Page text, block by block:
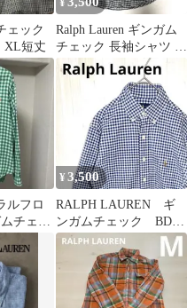
ェック
XL短丈
¥
Ralph Lauren ギンガム
チェック 長袖シャツ ボ
タンダウンXL
ルフロ
チェッ
¥ 3,500
RALPH LAUREN ギ
ンガムチェック BDシ
ャツ XSサイズ 刺繍